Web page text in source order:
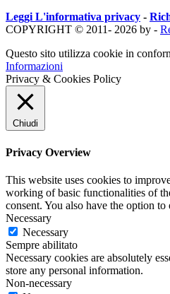
Leggi L'informativa privacy -
COPYRIGHT © 2011- 2026 by -
Questo sito utilizza cookie in
Informazioni
Privacy & Cookies Policy
Chiudi
Privacy Overview
This website uses cookies to
working of basic functionalities of
consent. You also have the option
Necessary
Necessary
Sempre abilitato
Necessary cookies are absolutely
store any personal information.
Non-necessary